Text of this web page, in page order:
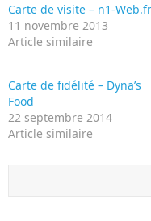
Carte de visite – n1-Web.fr
11 novembre 2013
Article similaire
Carte de fidélité – Dyna’s
Food
22 septembre 2014
Article similaire